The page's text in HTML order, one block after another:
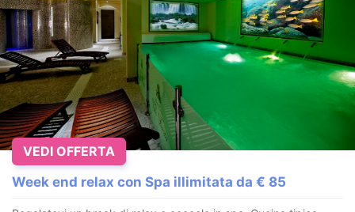
Week end relax con Spa illimitata da € 85
VEDI OFFERTA